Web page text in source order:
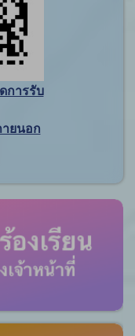
การรับ
ยนอก